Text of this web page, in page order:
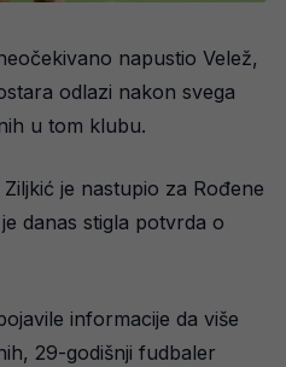
napustio Velež,
odlazi nakon svega
u tom klubu.
je nastupio za Rođene
danas stigla potvrda o
informacije da više
29-godišnji fudbaler